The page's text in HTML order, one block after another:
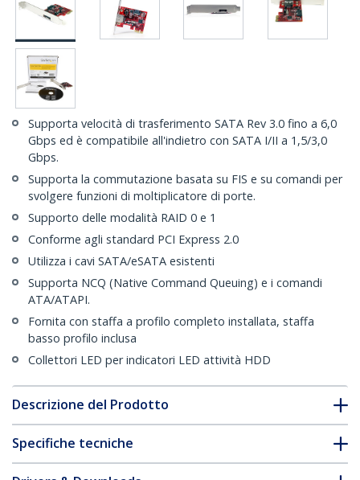
Supporta velocità di trasferimento SATA Rev 3.0 fino a 6,0
Gbps ed è compatibile all'indietro con SATA I/II a 1,5/3,0
Gbps.
Supporta la commutazione basata su FIS e su comandi per
svolgere funzioni di moltiplicatore di porte.
Supporto delle modalità RAID 0 e 1
Conforme agli standard PCI Express 2.0
Utilizza i cavi SATA/eSATA esistenti
Supporta NCQ (Native Command Queuing) e i comandi
ATA/ATAPI.
Fornita con staffa a profilo completo installata, staffa
basso profilo inclusa
Collettori LED per indicatori LED attività HDD
Descrizione del Prodotto
Specifiche tecniche